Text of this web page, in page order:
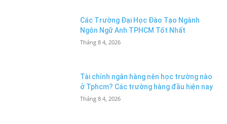
Các Trường Đại Học Đào Tạo Ngành
Ngôn Ngữ Anh TPHCM Tốt Nhất
Tháng 8 4, 2026
Tài chính ngân hàng nên học trường nào
ở Tphcm? Các trường hàng đầu hiện nay
Tháng 8 4, 2026